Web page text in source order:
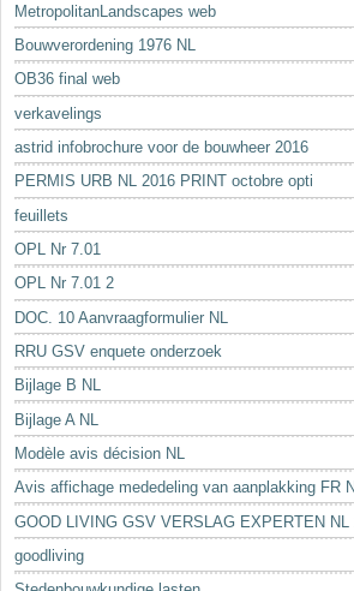
MetropolitanLandscapes web
Bouwverordening 1976 NL
OB36 final web
verkavelings
astrid infobrochure voor de bouwheer 2016
PERMIS URB NL 2016 PRINT octobre opti
feuillets
OPL Nr 7.01
OPL Nr 7.01 2
DOC. 10 Aanvraagformulier NL
RRU GSV enquete onderzoek
Bijlage B NL
Bijlage A NL
Modèle avis décision NL
Avis affichage mededeling van aanplakking FR
GOOD LIVING GSV VERSLAG EXPERTEN NL
goodliving